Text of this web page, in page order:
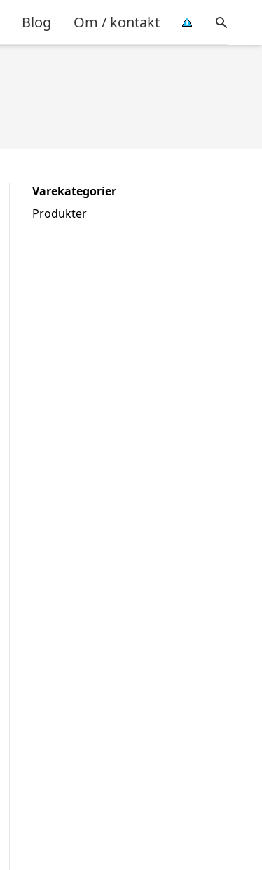
Blog Om / kontakt
Varekategorier
Produkter